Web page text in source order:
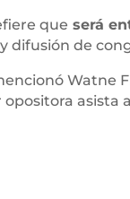
que será
difusión de
Watne
opositora asista